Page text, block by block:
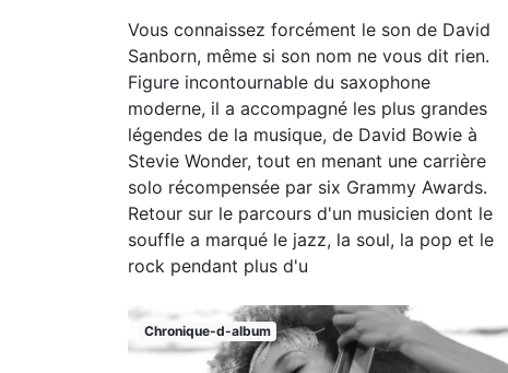
Vous connaissez forcément le son de David
Sanborn, même si son nom ne vous dit rien.
Figure incontournable du saxophone
moderne, il a accompagné les plus grandes
légendes de la musique, de David Bowie à
Stevie Wonder, tout en menant une carrière
solo récompensée par six Grammy Awards.
Retour sur le parcours d'un musicien dont le
souffle a marqué le jazz, la soul, la pop et le
rock pendant plus d'u
Chronique-d-album